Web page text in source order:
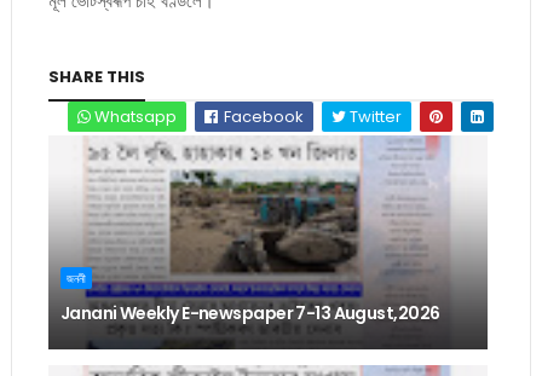
SHARE THIS
Whatsapp
Facebook Twitter
জননী
Janani Weekly E-newspaper 7-13 August,2026